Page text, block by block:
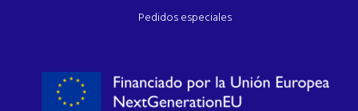
Pedidos especiales